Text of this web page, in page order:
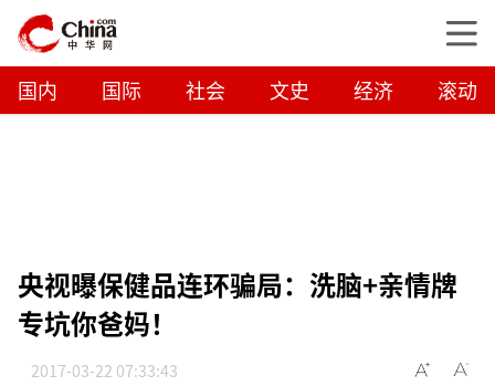
国内 国际 社会 文史 经济 滚动
央视曝保健品连环骗局：洗脑+亲情牌
专坑你爸妈！
2017-03-22 07:33:43